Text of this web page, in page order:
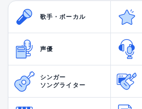
歌手・ボーカル
声優
シンガー
ソングライター